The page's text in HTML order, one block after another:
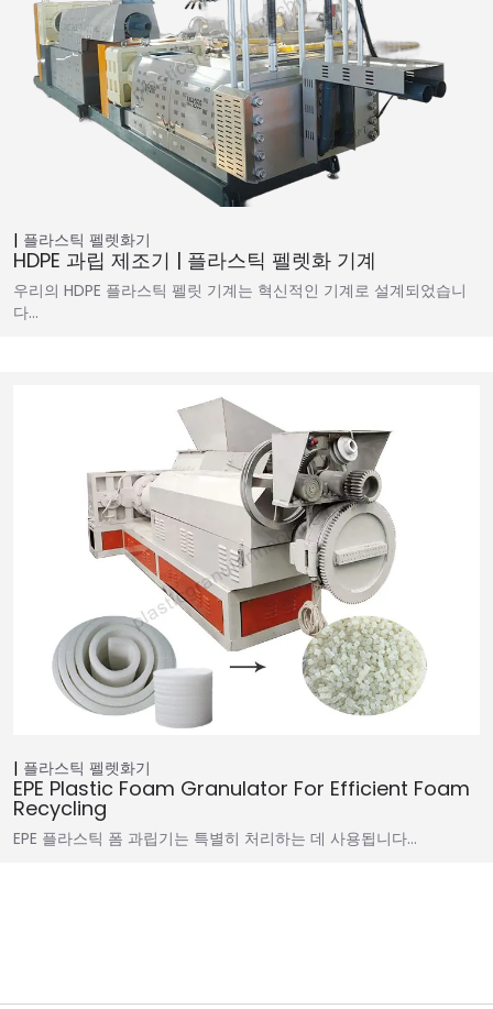
플라스틱 펠렛화기
HDPE 과립 제조기 | 플라스틱 펠렛화 기계
우리의 HDPE 플라스틱 펠릿 기계는 혁신적인 기계로 설계되었습니
다…
플라스틱 펠렛화기
EPE Plastic Foam Granulator For Efficient Foam
Recycling
EPE 플라스틱 폼 과립기는 특별히 처리하는 데 사용됩니다…